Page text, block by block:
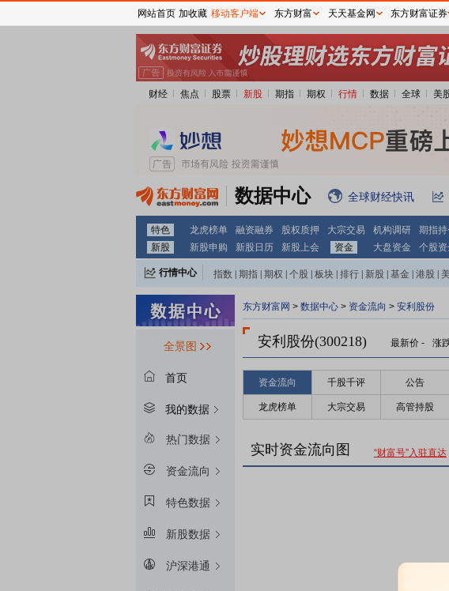
财经 焦点 股票 新股 期指 期权 行情 数据 全球 美
数据中心 全球财经快讯
特色 龙虎榜单 融资融券 股权质押 大宗交易 机构调研 期指
新股
新股申购 新股日历 新股上会 资金 大盘资金 个股资
行情中心 指数 期指 期权 个股 板块 排行 新股 基金 港股
全景图
首页
我的数据
热门数据
资金流向
特色数据
新股数据
沪深港通
东方财富网 > 数据中心 > 资金流向 > 安利股份
安利股份(300218) 最新价 - 涨
资金流向 千股千评 公告
龙虎榜单 大宗交易 高管持股
实时资金流向图 “财富号”入驻直达
网站首页 加收藏 移动客户端 东方财富 天天基金网 东方财富证券